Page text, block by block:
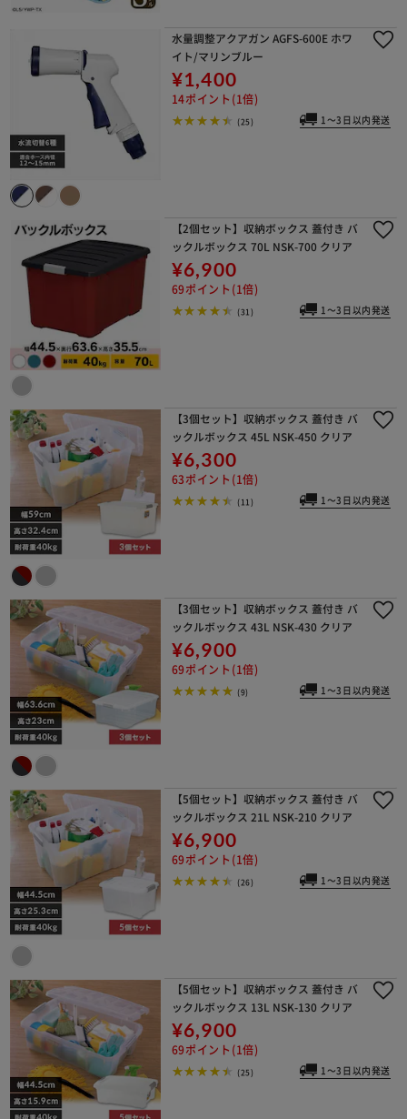
水量調整アクアガン AGFS-600E ホワ
イト/マリンブルー
¥1,400
14ポイント(1倍)
(25) 1～3日以内発送
【2個セット】収納ボックス 蓋付き バ
ックルボックス 70L NSK-700 クリア
¥6,900
69ポイント(1倍)
(31) 1～3日以内発送
【3個セット】収納ボックス 蓋付き バ
ックルボックス 45L NSK-450 クリア
¥6,300
63ポイント(1倍)
(11) 1～3日以内発送
【3個セット】収納ボックス 蓋付き バ
ックルボックス 43L NSK-430 クリア
¥6,900
69ポイント(1倍)
(9) 1～3日以内発送
【5個セット】収納ボックス 蓋付き バ
ックルボックス 21L NSK-210 クリア
¥6,900
69ポイント(1倍)
(26) 1～3日以内発送
【5個セット】収納ボックス 蓋付き バ
ックルボックス 13L NSK-130 クリア
¥6,900
69ポイント(1倍)
(25) 1～3日以内発送